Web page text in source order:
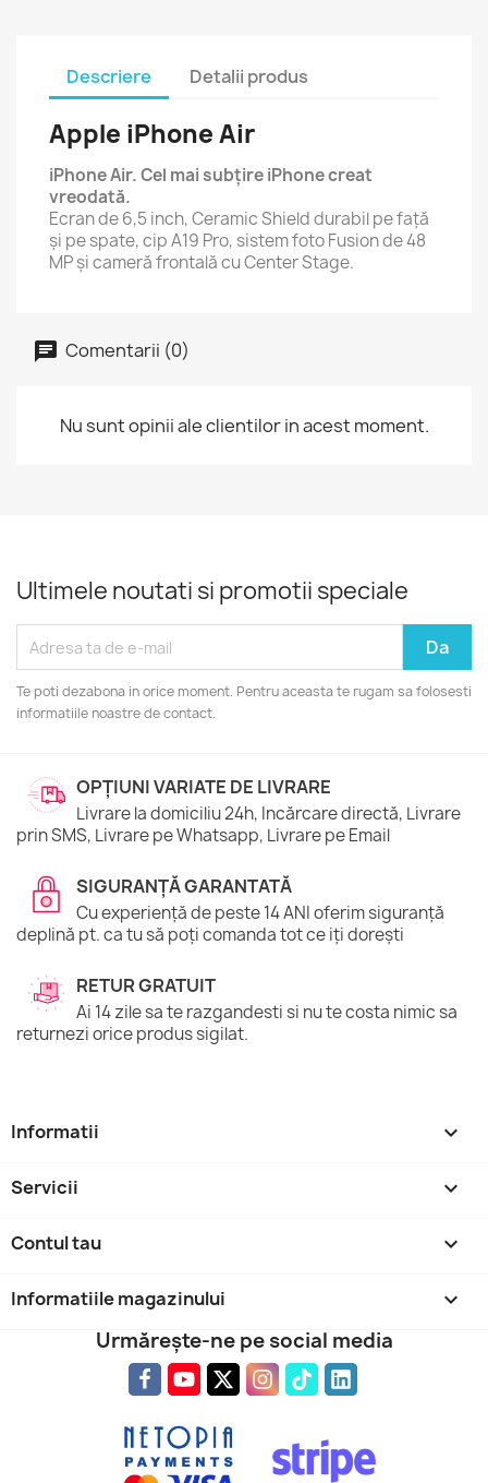
Descriere Detalii produs
Apple iPhone Air
iPhone Air. Cel mai subțire iPhone creat
vreodată.
Ecran de 6,5 inch, Ceramic Shield durabil pe față
și pe spate, cip A19 Pro, sistem foto Fusion de 48
MP și cameră frontală cu Center Stage.
Comentarii (0)
Nu sunt opinii ale clientilor in acest moment.
Ultimele noutati si promotii speciale
Te poti dezabona in orice moment. Pentru aceasta te rugam sa folosesti
informatiile noastre de contact.
OPȚIUNI VARIATE DE LIVRARE
Livrare la domiciliu 24h, Incărcare directă, Livrare
prin SMS, Livrare pe Whatsapp, Livrare pe Email
SIGURANȚĂ GARANTATĂ
Cu experiență de peste 14 ANI oferim siguranță
deplină pt. ca tu să poți comanda tot ce iți dorești
RETUR GRATUIT
Ai 14 zile sa te razgandesti si nu te costa nimic sa
returnezi orice produs sigilat.
Informatii 
Servicii 
Contul tau 
Informatiile magazinului keyboard_arrow_down
Urmărește-ne pe social media